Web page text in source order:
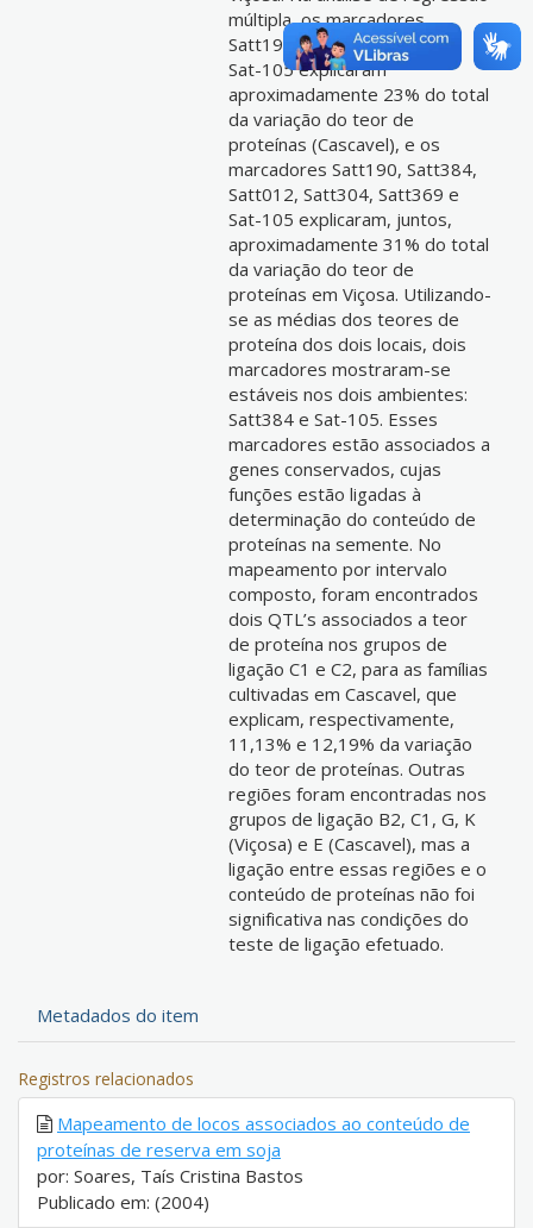
múltipla, os marcadores
Satt190, Satt384, Satt422 e
Sat-105 explicaram
aproximadamente 23% do total
da variação do teor de
proteínas (Cascavel), e os
marcadores Satt190, Satt384,
Satt012, Satt304, Satt369 e
Sat-105 explicaram, juntos,
aproximadamente 31% do total
da variação do teor de
proteínas em Viçosa. Utilizando-
se as médias dos teores de
proteína dos dois locais, dois
marcadores mostraram-se
estáveis nos dois ambientes:
Satt384 e Sat-105. Esses
marcadores estão associados a
genes conservados, cujas
funções estão ligadas à
determinação do conteúdo de
proteínas na semente. No
mapeamento por intervalo
composto, foram encontrados
dois QTL’s associados a teor
de proteína nos grupos de
ligação C1 e C2, para as famílias
cultivadas em Cascavel, que
explicam, respectivamente,
11,13% e 12,19% da variação
do teor de proteínas. Outras
regiões foram encontradas nos
grupos de ligação B2, C1, G, K
(Viçosa) e E (Cascavel), mas a
ligação entre essas regiões e o
conteúdo de proteínas não foi
significativa nas condições do
teste de ligação efetuado.
Metadados do item
Registros relacionados
Mapeamento de locos associados ao conteúdo de
proteínas de reserva em soja
por: Soares, Taís Cristina Bastos
Publicado em: (2004)